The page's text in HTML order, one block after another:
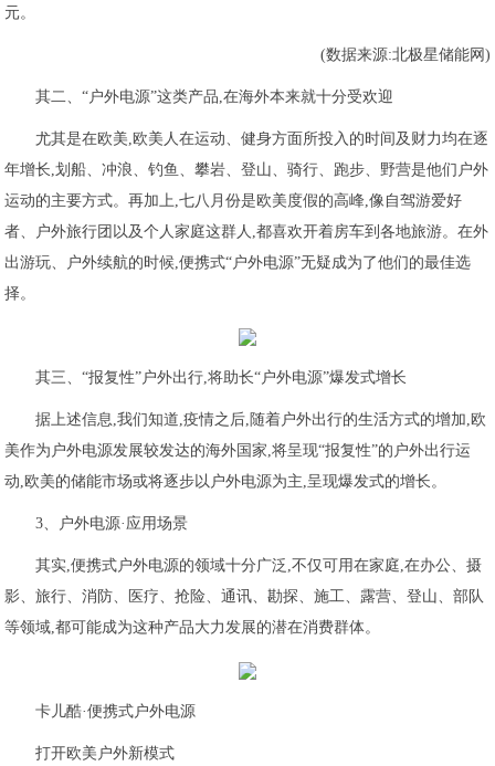
元。
(数据来源:北极星储能网)
其二、“户外电源”这类产品,在海外本来就十分受欢迎
尤其是在欧美,欧美人在运动、健身方面所投入的时间及财力均在逐
年增长,划船、冲浪、钓鱼、攀岩、登山、骑行、跑步、野营是他们户外
运动的主要方式。再加上,七八月份是欧美度假的高峰,像自驾游爱好
者、户外旅行团以及个人家庭这群人,都喜欢开着房车到各地旅游。在外
出游玩、户外续航的时候,便携式“户外电源”无疑成为了他们的最佳选
择。
其三、“报复性”户外出行,将助长“户外电源”爆发式增长
据上述信息,我们知道,疫情之后,随着户外出行的生活方式的增加,欧
美作为户外电源发展较发达的海外国家,将呈现“报复性”的户外出行运
动,欧美的储能市场或将逐步以户外电源为主,呈现爆发式的增长。
3、户外电源·应用场景
其实,便携式户外电源的领域十分广泛,不仅可用在家庭,在办公、摄
影、旅行、消防、医疗、抢险、通讯、勘探、施工、露营、登山、部队
等领域,都可能成为这种产品大力发展的潜在消费群体。
卡儿酷·便携式户外电源
打开欧美户外新模式